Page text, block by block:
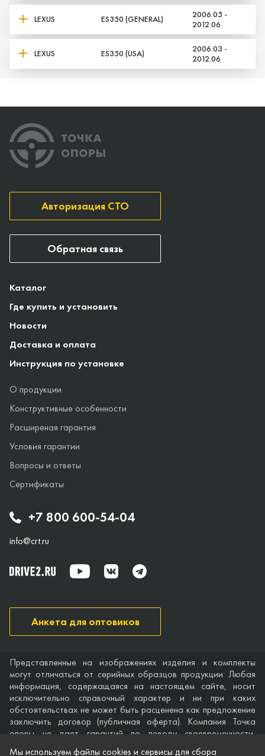
LEXUS ES350 (GENERAL)
2006.05 -
2012.06
LEXUS ES350 (USA)
2006.03 -
2012.06
+7 800 600-54-04
info@crt.ru
Каталог
Где купить и установить
Новости
Доставка и оплата
Инструкция по установке
О продукции
Конструктивные особенности
Расширеная гарантия
Условия гарантии
Вопросы и ответы
Сертификаты
Авторизация СТО
Анкета для оптовиков
Обратная связь
Представленные на изображениях изделия и комплекты
могут отличаться от серийных образцов продукции. Любая
информация, содержащаяся на настоящем сайте, носит
исключительно справочный характер и ни при каких
обстоятельствах не может быть расценена как предложение
заключить договор (публичная оферта). Компания Точка
опоры не дает гарантий по поводу своевременности,
точности и полноты информации на веб-сайте, а также по
Мы используем файлы cookies и сервисы для сбора